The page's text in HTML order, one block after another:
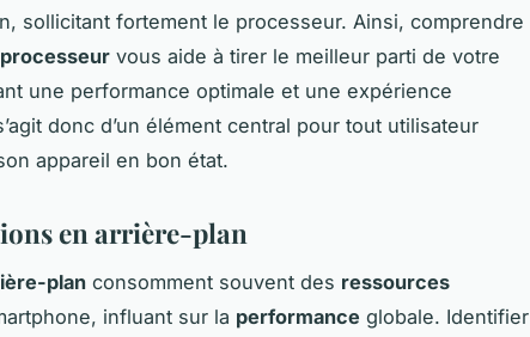
sollicitant fortement le processeur. Ainsi, comprendre
vous aide à tirer le meilleur parti de votre
une performance optimale et une expérience
donc d’un élément central pour tout utilisateur
appareil en bon état.
en arrière-plan
plan consomment souvent des ressources
influant sur la performance globale. Identifier